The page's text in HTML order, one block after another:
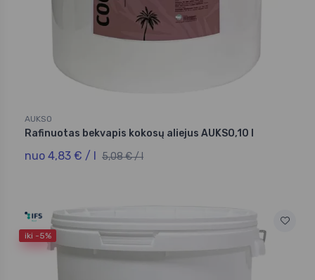
AUKSO
Rafinuotas bekvapis kokosų aliejus AUKSO,10 l
nuo 4,83 € / l 5,08 € / l
iki -5%